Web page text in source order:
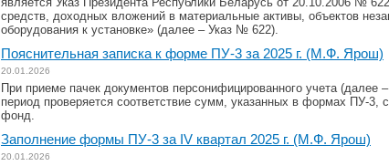
средств, доходных вложений в материальные активы, объектов
оборудования к установке» (далее – Указ № 622).
Пояснительная записка к форме ПУ-3 за 2025 г. (М.Ф. Ярош)
20.01.2026
При приеме пачек документов персонифицированного учета
период проверяется соответствие сумм, указанных в формах ПУ-3,
фонд.
Заполнение формы ПУ-3 за IV квартал 2025 г. (М.Ф. Ярош)
20.01.2026